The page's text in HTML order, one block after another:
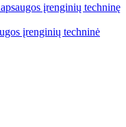
įrenginių techninę
įrenginių techninė